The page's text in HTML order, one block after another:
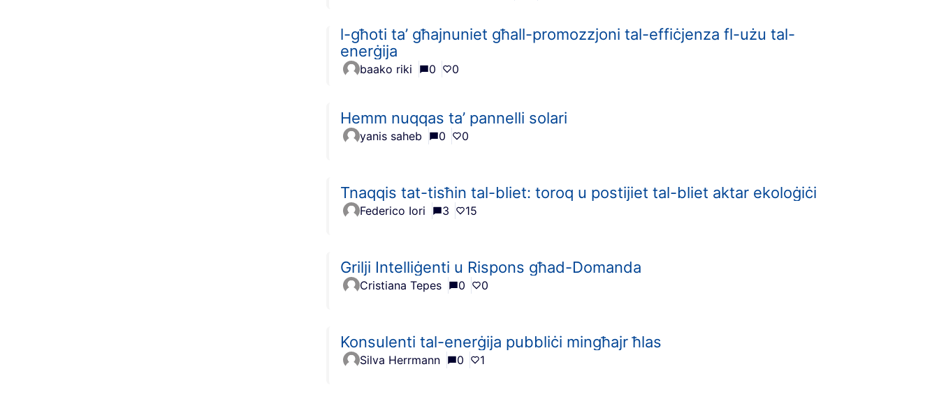
l-għoti ta’ għajnuniet għall-promozzjoni tal-effiċjenza fl-użu tal-
enerġija
baako riki 0 0
Hemm nuqqas ta’ pannelli solari
yanis saheb 0 0
Tnaqqis tat-tisħin tal-bliet: toroq u postijiet tal-bliet aktar ekoloġiċi
Federico Iori 3 15
Grilji Intelliġenti u Rispons għad-Domanda
Cristiana Tepes 0 0
Konsulenti tal-enerġija pubbliċi mingħajr ħlas
Silva Herrmann 0 1